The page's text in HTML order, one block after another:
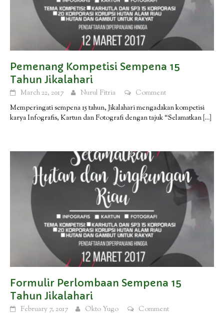
Pemenang Kompetisi Sempena 15
Tahun Jikalahari
March 22, 2017 Nurul Fitria
Comment
Memperingati sempena 15 tahun, Jikalahari mengadakan kompetisi
karya Infografis, Kartun dan Fotografi dengan tajuk “Selamatkan […]
Formulir Perlombaan Sempena 15
Tahun Jikalahari
February 7, 2017 Okto Yugo
Comment